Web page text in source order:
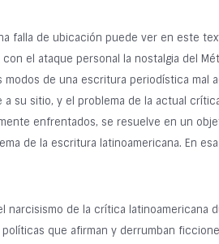
falla de ubicación puede ver en este
el ataque personal la nostalgia del
de una escritura periodística mal
su sitio, y el problema de la actual
enfrentados, se resuelve en un
de la escritura latinoamericana. En
de la crítica latinoamericana
que afirman y derrumban